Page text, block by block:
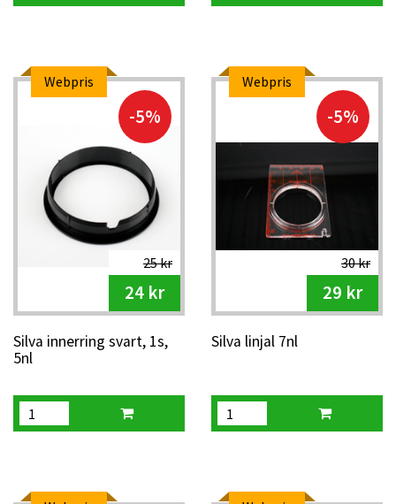
Webpris
-5%
25 kr
24 kr
Silva innerring svart, 1s,
5nl
Webpris
-5%
30 kr
29 kr
Silva linjal 7nl